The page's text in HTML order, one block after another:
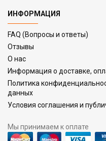
ИНФОРМАЦИЯ
FAQ (Вопросы и ответы)
Отзывы
О нас
Информация о доставке,
Политика
данных
Условия соглашения и
Мы принимаем к оплате